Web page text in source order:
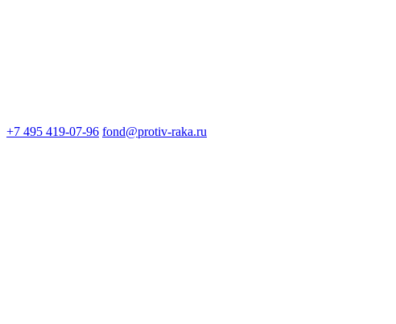
+7 495 419-07-96 fond@protiv-raka.ru